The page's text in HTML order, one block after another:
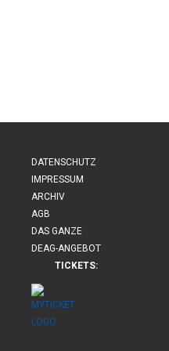
DATENSCHUTZ
IMPRESSUM
ARCHIV
AGB
DAS GANZE
DEAG-ANGEBOT
TICKETS: